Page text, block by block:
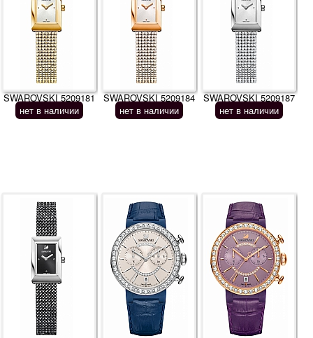
SWAROVSKI 5209181
нет в наличии
SWAROVSKI 5209184
нет в наличии
SWAROVSKI 5209187
нет в наличии